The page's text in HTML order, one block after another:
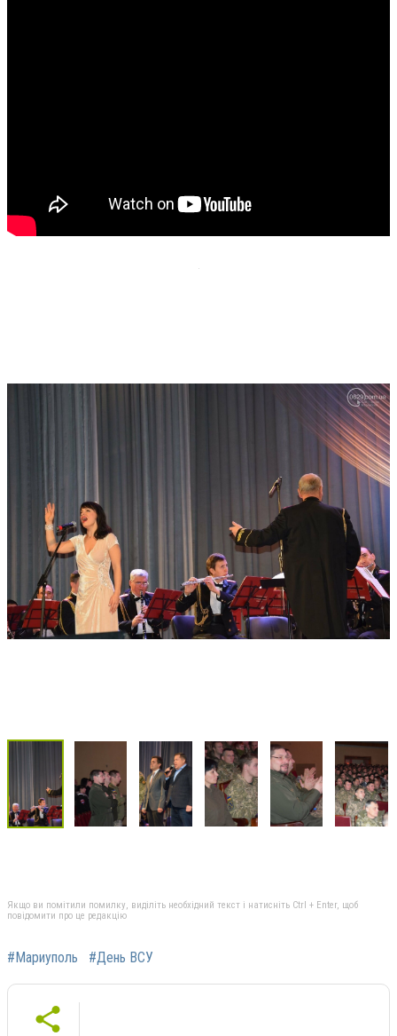
Якщо ви помітили помилку, виділіть необхідний текст і натисніть Ctrl + Enter, щоб
повідомити про це редакцію
#Мариуполь #День ВСУ